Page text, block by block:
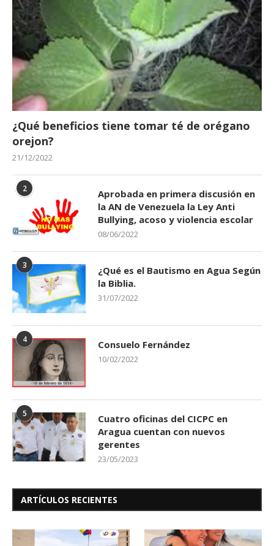
¿Qué beneficios tiene tomar té de orégano
orejon?
21/12/2022
2
Aprobada en primera discusión en
la AN de Venezuela la Ley Anti
Bullying, acoso y violencia escolar
08/06/2022
3
¿Qué es el Bautismo en Agua Según
la Biblia.
31/07/2022
4 Consuelo Fernández
10/02/2022
5
Cuatro oficinas del CICPC en
Aragua cuentan con nuevos
gerentes
23/05/2023
ARTÍCULOS RECIENTES